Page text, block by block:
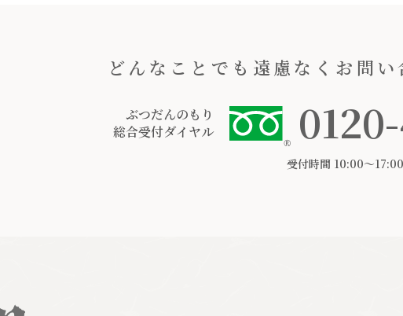
どんなことでも遠慮なくお問
ぶつだんのもり
総合受付ダイヤル
受付時間 10:00〜17:00